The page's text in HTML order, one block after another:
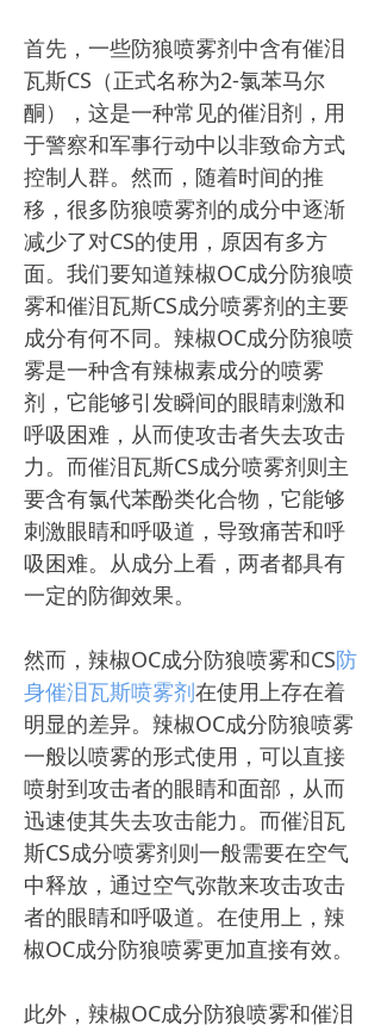
首先，一些防狼喷雾剂中含有催泪
瓦斯CS（正式名称为2-氯苯马尔
酮），这是一种常见的催泪剂，用
于警察和军事行动中以非致命方式
控制人群。然而，随着时间的推
移，很多防狼喷雾剂的成分中逐渐
减少了对CS的使用，原因有多方
面。我们要知道辣椒OC成分防狼喷
雾和催泪瓦斯CS成分喷雾剂的主要
成分有何不同。辣椒OC成分防狼喷
雾是一种含有辣椒素成分的喷雾
剂，它能够引发瞬间的眼睛刺激和
呼吸困难，从而使攻击者失去攻击
力。而催泪瓦斯CS成分喷雾剂则主
要含有氯代苯酚类化合物，它能够
刺激眼睛和呼吸道，导致痛苦和呼
吸困难。从成分上看，两者都具有
一定的防御效果。
然而，辣椒OC成分防狼喷雾和CS防
身催泪瓦斯喷雾剂在使用上存在着
明显的差异。辣椒OC成分防狼喷雾
一般以喷雾的形式使用，可以直接
喷射到攻击者的眼睛和面部，从而
迅速使其失去攻击能力。而催泪瓦
斯CS成分喷雾剂则一般需要在空气
中释放，通过空气弥散来攻击攻击
者的眼睛和呼吸道。在使用上，辣
椒OC成分防狼喷雾更加直接有效。
此外，辣椒OC成分防狼喷雾和催泪